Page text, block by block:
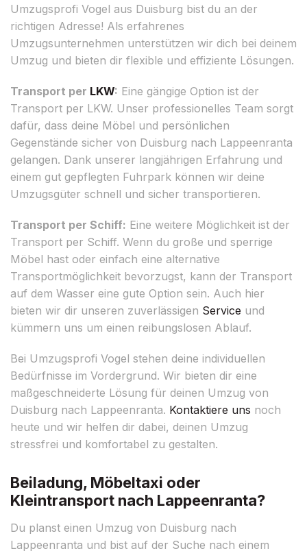
Umzugsprofi Vogel aus Duisburg bist du an der
richtigen Adresse! Als erfahrenes
Umzugsunternehmen unterstützen wir dich bei deinem
Umzug und bieten dir flexible und effiziente Lösungen.
Transport per LKW: Eine gängige Option ist der
Transport per LKW. Unser professionelles Team sorgt
dafür, dass deine Möbel und persönlichen
Gegenstände sicher von Duisburg nach Lappeenranta
gelangen. Dank unserer langjährigen Erfahrung und
einem gut gepflegten Fuhrpark können wir deine
Umzugsgüter schnell und sicher transportieren.
Transport per Schiff: Eine weitere Möglichkeit ist der
Transport per Schiff. Wenn du große und sperrige
Möbel hast oder einfach eine alternative
Transportmöglichkeit bevorzugst, kann der Transport
auf dem Wasser eine gute Option sein. Auch hier
bieten wir dir unseren zuverlässigen Service und
kümmern uns um einen reibungslosen Ablauf.
Bei Umzugsprofi Vogel stehen deine individuellen
Bedürfnisse im Vordergrund. Wir bieten dir eine
maßgeschneiderte Lösung für deinen Umzug von
Duisburg nach Lappeenranta. Kontaktiere uns noch
heute und wir helfen dir dabei, deinen Umzug
stressfrei und komfortabel zu gestalten.
Beiladung, Möbeltaxi oder
Kleintransport nach Lappeenranta?
Du planst einen Umzug von Duisburg nach
Lappeenranta und bist auf der Suche nach einem